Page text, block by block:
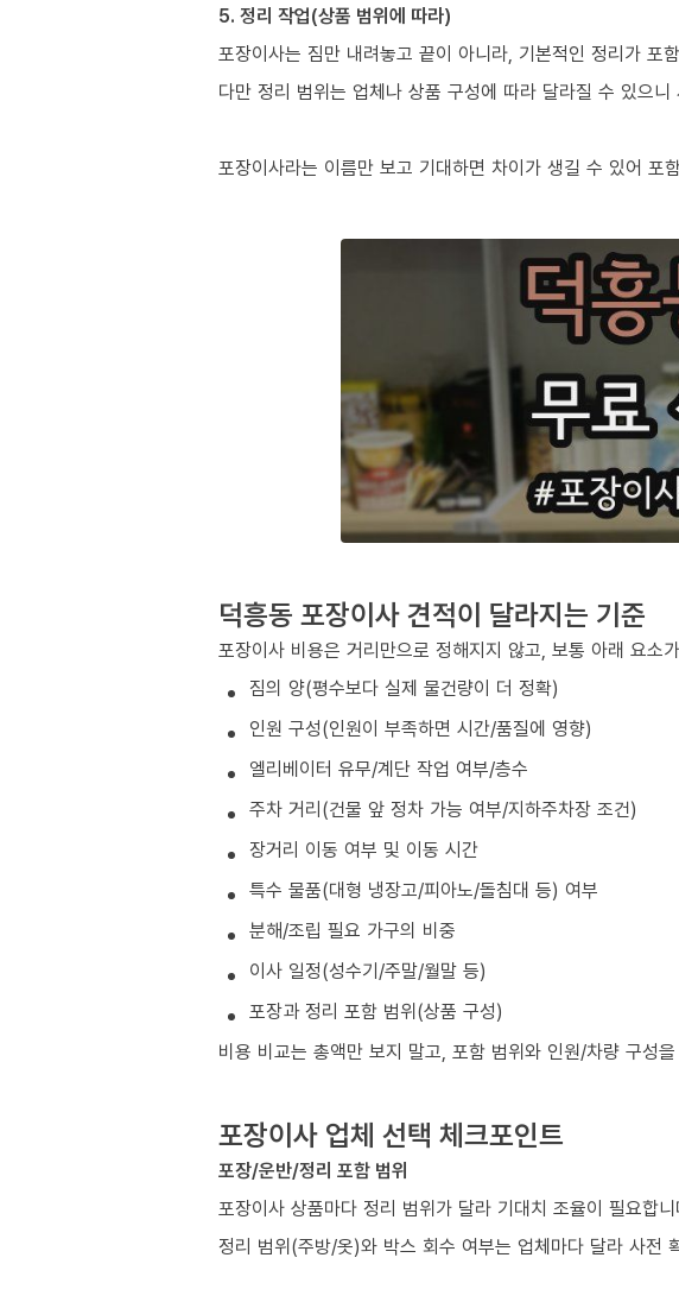
5. 정리 작업(상품 범위에 따라)
포장이사는 짐만 내려놓고 끝이 아니라, 기본적인 정리가 포
다만 정리 범위는 업체나 상품 구성에 따라 달라질 수 있으니
포장이사라는 이름만 보고 기대하면 차이가 생길 수 있어 포
덕흥동 포장이사 견적이 달라지는 기준
포장이사 비용은 거리만으로 정해지지 않고, 보통 아래 요소
짐의 양(평수보다 실제 물건량이 더 정확)
인원 구성(인원이 부족하면 시간/품질에 영향)
엘리베이터 유무/계단 작업 여부/층수
주차 거리(건물 앞 정차 가능 여부/지하주차장 조건)
장거리 이동 여부 및 이동 시간
특수 물품(대형 냉장고/피아노/돌침대 등) 여부
분해/조립 필요 가구의 비중
이사 일정(성수기/주말/월말 등)
포장과 정리 포함 범위(상품 구성)
비용 비교는 총액만 보지 말고, 포함 범위와 인원/차량 구성
포장이사 업체 선택 체크포인트
포장/운반/정리 포함 범위
포장이사 상품마다 정리 범위가 달라 기대치 조율이 필요합니
정리 범위(주방/옷)와 박스 회수 여부는 업체마다 달라 사전